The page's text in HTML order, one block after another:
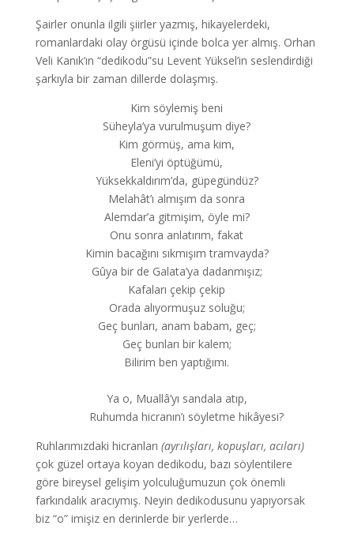
Şairler onunla ilgili şiirler yazmış, hikayelerdeki,
romanlardaki olay örgüsü içinde bolca yer almış. Orhan
Veli Kanık’ın “dedikodu”su Levent Yüksel’in seslendirdiği
şarkıyla bir zaman dillerde dolaşmış.
Kim söylemiş beni
Süheyla’ya vurulmuşum diye?
Kim görmüş, ama kim,
Eleni’yi öptüğümü,
Yüksekkaldırım’da, güpegündüz?
Melahât’ı almışım da sonra
Alemdar’a gitmişim, öyle mi?
Onu sonra anlatırım, fakat
Kimin bacağını sıkmışım tramvayda?
Gûya bir de Galata’ya dadanmışız;
Kafaları çekip çekip
Orada alıyormuşuz soluğu;
Geç bunları, anam babam, geç;
Geç bunları bir kalem;
Bilirim ben yaptığımı.
Ya o, Muallâ’yı sandala atıp,
Ruhumda hicranın’ı söyletme hikâyesi?
Ruhlarımızdaki hicranları (ayrılışları, kopuşları, acıları)
çok güzel ortaya koyan dedikodu, bazı söylentilere
göre bireysel gelişim yolculuğumuzun çok önemli
farkındalık aracıymış. Neyin dedikodusunu yapıyorsak
biz “o” imişiz en derinlerde bir yerlerde…